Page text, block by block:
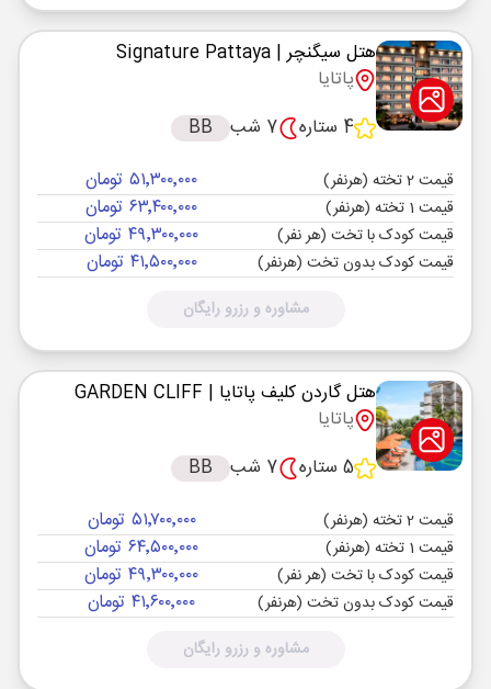
هتل سیگنچر| Signature Pattaya
پاتایا
4 ستاره
7 شب BB
قیمت 2 تخته (هرنفر) ۵۱٬۳۰۰٬۰۰۰ تومان
قیمت 1 تخته (هرنفر) ۶۳٬۴۰۰٬۰۰۰ تومان
قیمت کودک با تخت (هر نفر) ۴۹٬۳۰۰٬۰۰۰ تومان
قیمت کودک بدون تخت (هرنفر) ۴۱٬۵۰۰٬۰۰۰ تومان
مشاوره و رزرو رایگان
هتل گاردن کلیف پاتایا | GARDEN CLIFF
پاتایا
5 ستاره
7 شب BB
قیمت 2 تخته (هرنفر) ۵۱٬۷۰۰٬۰۰۰ تومان
قیمت 1 تخته (هرنفر) ۶۴٬۵۰۰٬۰۰۰ تومان
قیمت کودک با تخت (هر نفر) ۴۹٬۳۰۰٬۰۰۰ تومان
قیمت کودک بدون تخت (هرنفر) ۴۱٬۶۰۰٬۰۰۰ تومان
مشاوره و رزرو رایگان